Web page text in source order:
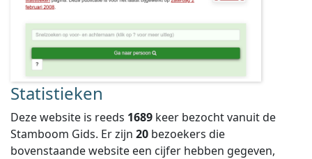
Statistieken
Deze website is reeds 1689 keer bezocht vanuit de
Stamboom Gids. Er zijn 20 bezoekers die
bovenstaande website een cijfer hebben gegeven,